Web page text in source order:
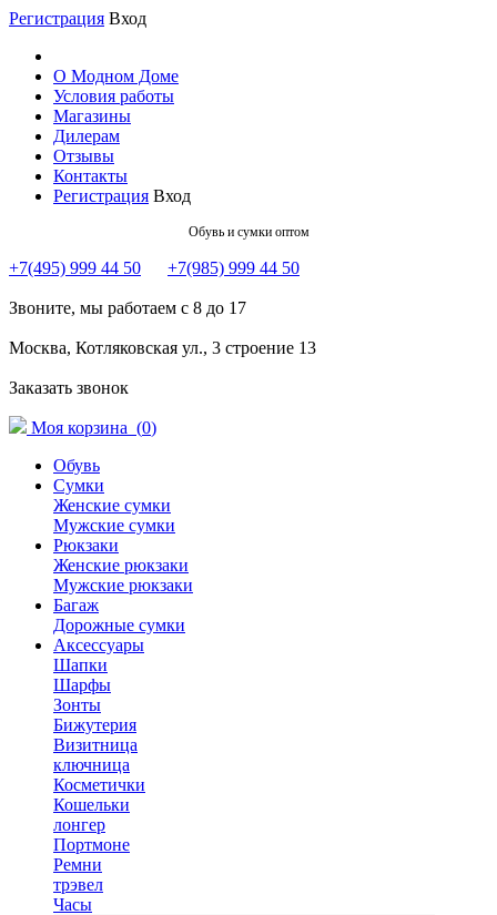
Регистрация Вход
О Модном Доме
Условия работы
Магазины
Дилерам
Отзывы
Контакты
Регистрация Вход
Обувь и сумки оптом
+7(495) 999 44 50 +7(985) 999 44 50
Звоните, мы работаем с 8 до 17
Москва, Котляковская ул., 3 строение 13
Заказать звонок
Моя корзина (0)
Обувь
Сумки
Женские сумки
Мужские сумки
Рюкзаки
Женские рюкзаки
Мужские рюкзаки
Багаж
Дорожные сумки
Аксессуары
Шапки
Шарфы
Зонты
Бижутерия
Визитница
ключница
Косметички
Кошельки
лонгер
Портмоне
Ремни
трэвел
Часы